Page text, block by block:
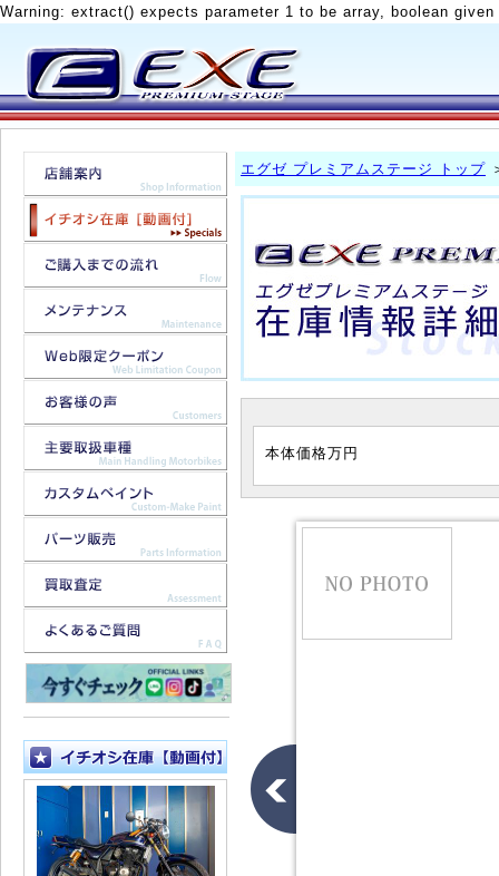
Warning: extract() expects parameter 1 to be array, boolean
エグゼ プレミアムステージ トップ
本体価格万円